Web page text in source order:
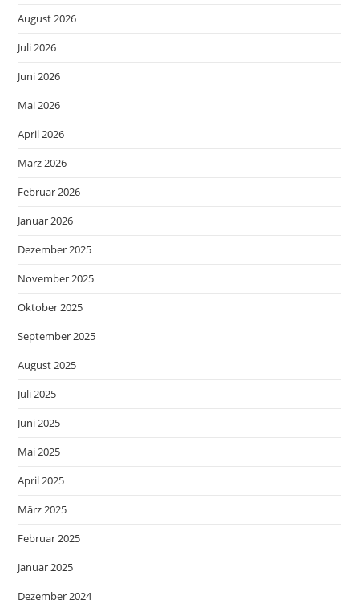
August 2026
Juli 2026
Juni 2026
Mai 2026
April 2026
März 2026
Februar 2026
Januar 2026
Dezember 2025
November 2025
Oktober 2025
September 2025
August 2025
Juli 2025
Juni 2025
Mai 2025
April 2025
März 2025
Februar 2025
Januar 2025
Dezember 2024